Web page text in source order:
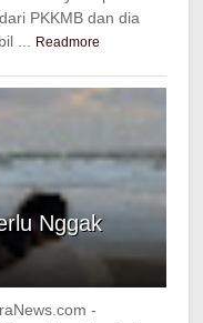
PKKMB dan dia
...
Readmore
Nggak
-